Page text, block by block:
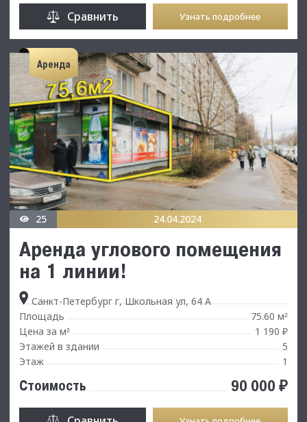
Сравнить Узнать подробнее
Аренда
25 24.04.2024
Аренда углового помещения
на 1 линии!
Санкт-Петербург г, Школьная ул, 64 А
Площадь
75.60 м²
Цена за м²
1 190 ₽
Этажей в здании
5
Этаж
1
Стоимость 90 000 ₽